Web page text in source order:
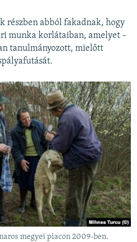
részben abból fakadnak, hogy
munka korlátaiban, amelyet –
tanulmányozott, mielőtt
megyei piacon 2009-ben.